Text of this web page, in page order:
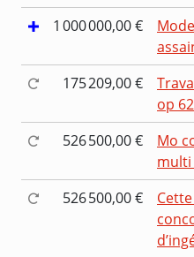
1 000 000,00 €
175 209,00 €
op
526 500,00 €
Mo
526 500,00 €